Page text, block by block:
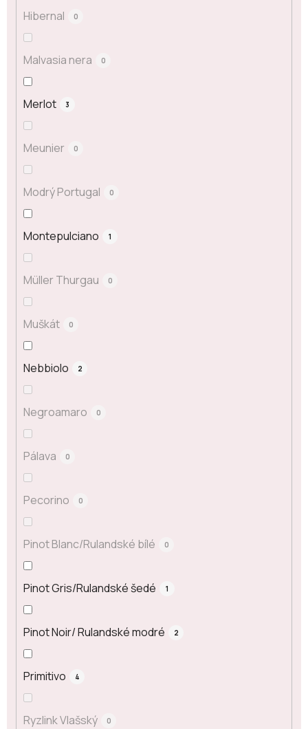
Hibernal 0
Malvasia nera 0
Merlot 3
Meunier 0
Modrý Portugal 0
Montepulciano 1
Müller Thurgau 0
Muškát 0
Nebbiolo 2
Negroamaro 0
Pálava 0
Pecorino 0
Pinot Blanc/Rulandské bílé 0
Pinot Gris/Rulandské šedé 1
Pinot Noir/ Rulandské modré 2
Primitivo 4
Ryzlink Vlašský 0